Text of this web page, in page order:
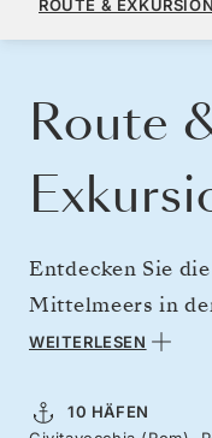
ROUTE &
Route
Entdecken Sie
Mittelmeers in
Genießen Sie
Windungen der
WEITERLESEN
10 HÄFEN